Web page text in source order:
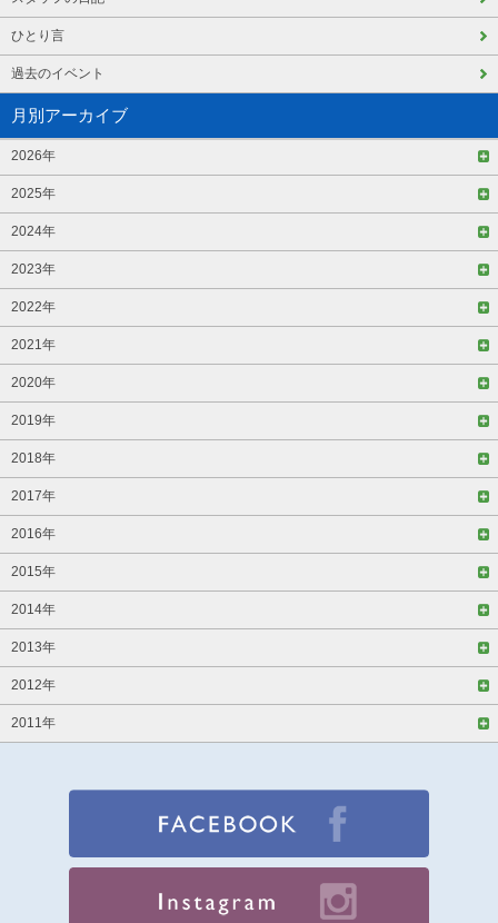
ひとり言
過去のイベント
月別アーカイブ
2026年
2025年
2024年
2023年
2022年
2021年
2020年
2019年
2018年
2017年
2016年
2015年
2014年
2013年
2012年
2011年